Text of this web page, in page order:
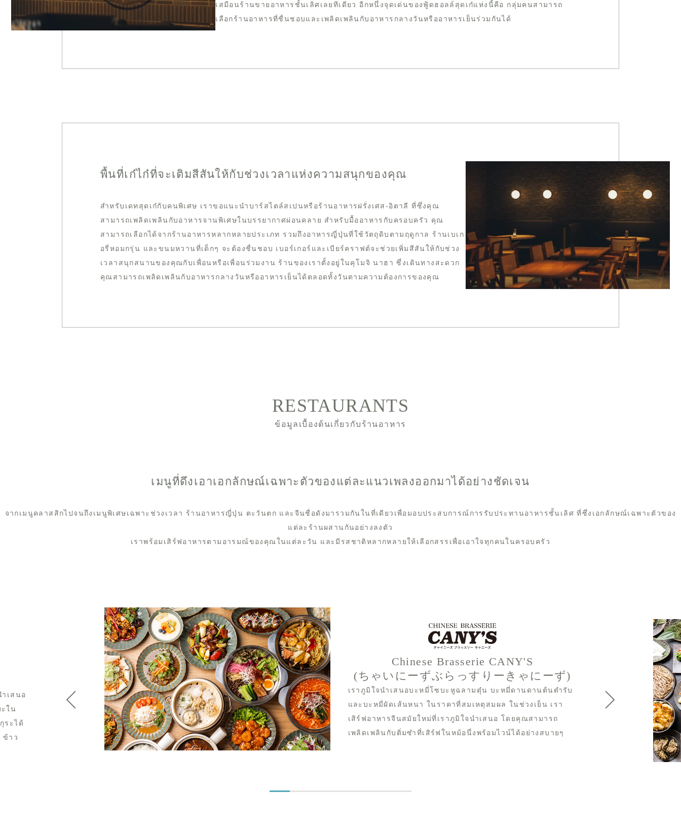
เสมือนร้านขายอาหารชั้นเลิศเลยทีเดียว อีกหนึ่งจุดเด่นของฟู้ดฮอลล์สุดเก๋แห่งนี้คือ กลุ่มคนสามารถ
เลือกร้านอาหารที่ชื่นชอบและเพลิดเพลินกับอาหารกลางวันหรืออาหารเย็นร่วมกันได้
พื้นที่เก๋ไก๋ที่จะเติมสีสันให้กับช่วงเวลาแห่งความสนุกของคุณ
สำหรับเดทสุดเก๋กับคนพิเศษ เราขอแนะนำบาร์สไตล์สเปนหรือร้านอาหารฝรั่งเศส-อิตาลี ที่ซึ่งคุณ
สามารถเพลิดเพลินกับอาหารจานพิเศษในบรรยากาศผ่อนคลาย สำหรับมื้ออาหารกับครอบครัว คุณ
สามารถเลือกได้จากร้านอาหารหลากหลายประเภท รวมถึงอาหารญี่ปุ่นที่ใช้วัตถุดิบตามฤดูกาล ร้านเบเก
อรี่หอมกรุ่น และขนมหวานที่เด็กๆ จะต้องชื่นชอบ เบอร์เกอร์และเบียร์คราฟต์จะช่วยเพิ่มสีสันให้กับช่วง
เวลาสนุกสนานของคุณกับเพื่อนหรือเพื่อนร่วมงาน ร้านของเราตั้งอยู่ในคุโมจิ นาฮา ซึ่งเดินทางสะดวก
คุณสามารถเพลิดเพลินกับอาหารกลางวันหรืออาหารเย็นได้ตลอดทั้งวันตามความต้องการของคุณ
RESTAURANTS
ข้อมูลเบื้องต้นเกี่ยวกับร้านอาหาร
เมนูที่ดึงเอาเอกลักษณ์เฉพาะตัวของแต่ละแนวเพลงออกมาได้อย่างชัดเจน
จากเมนูคลาสสิกไปจนถึงเมนูพิเศษเฉพาะช่วงเวลา ร้านอาหารญี่ปุ่น ตะวันตก และจีนชื่อดังมารวมกันในที่เดียวเพื่อมอบประสบการณ์การรับประทานอาหารชั้นเลิศ ที่ซึ่งเอกลักษณ์เฉพาะตัวของ
แต่ละร้านผสานกันอย่างลงตัว
เราพร้อมเสิร์ฟอาหารตามอารมณ์ของคุณในแต่ละวัน และมีรสชาติหลากหลายให้เลือกสรรเพื่อเอาใจทุกคนในครอบครัว
เสนอ
ใน
ระได้
ข้าว
Chinese Brasserie CANY'S
(ちゃいにーずぶらっすりーきゃにーず)
เราภูมิใจนำเสนอบะหมี่โซบะหูฉลามตุ๋น บะหมี่ดานดานต้นตำรับ
และบะหมี่ผัดเส้นหนา ในราคาที่สมเหตุสมผล ในช่วงเย็น เรา
เสิร์ฟอาหารจีนสมัยใหม่ที่เราภูมิใจนำเสนอ โดยคุณสามารถ
เพลิดเพลินกับติ่มซำที่เสิร์ฟในหม้อนึ่งพร้อมไวน์ได้อย่างสบายๆ